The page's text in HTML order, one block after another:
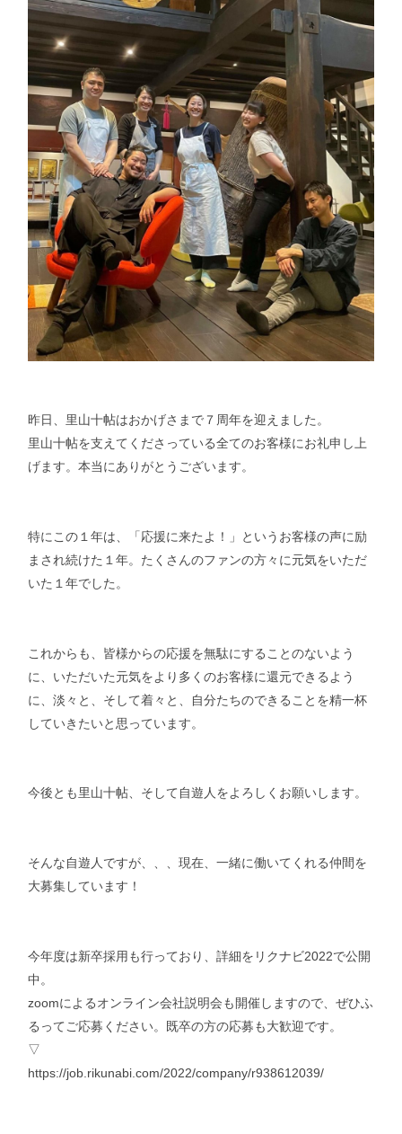
昨日、里山十帖はおかげさまで７周年を迎えました。
里山十帖を支えてくださっている全てのお客様にお礼申し上
げます。本当にありがとうございます。
特にこの１年は、「応援に来たよ！」というお客様の声に励
まされ続けた１年。たくさんのファンの方々に元気をいただ
いた１年でした。
これからも、皆様からの応援を無駄にすることのないよう
に、いただいた元気をより多くのお客様に還元できるよう
に、淡々と、そして着々と、自分たちのできることを精一杯
していきたいと思っています。
今後とも里山十帖、そして自遊人をよろしくお願いします。
そんな自遊人ですが、、、現在、一緒に働いてくれる仲間を
大募集しています！
今年度は新卒採用も行っており、詳細をリクナビ2022で公開
中。
zoomによるオンライン会社説明会も開催しますので、ぜひふ
るってご応募ください。既卒の方の応募も大歓迎です。
▽
https://job.rikunabi.com/2022/company/r938612039/